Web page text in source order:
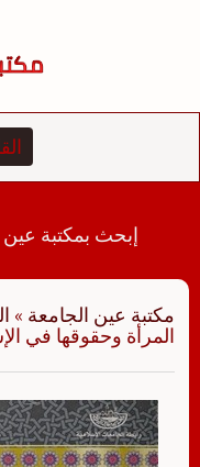
إبحث بمكتبة عين
مكتبة عين الجامعة »
المرأة وحقوقها في